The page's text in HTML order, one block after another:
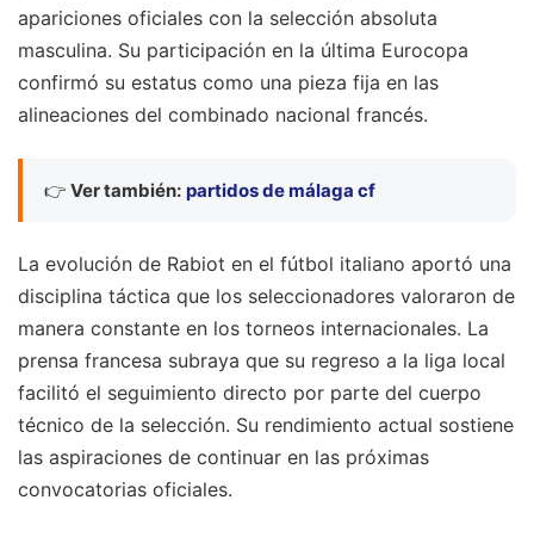
apariciones oficiales con la selección absoluta
masculina. Su participación en la última Eurocopa
confirmó su estatus como una pieza fija en las
alineaciones del combinado nacional francés.
👉 Ver también: partidos de málaga cf
La evolución de Rabiot en el fútbol italiano aportó una
disciplina táctica que los seleccionadores valoraron de
manera constante en los torneos internacionales. La
prensa francesa subraya que su regreso a la liga local
facilitó el seguimiento directo por parte del cuerpo
técnico de la selección. Su rendimiento actual sostiene
las aspiraciones de continuar en las próximas
convocatorias oficiales.